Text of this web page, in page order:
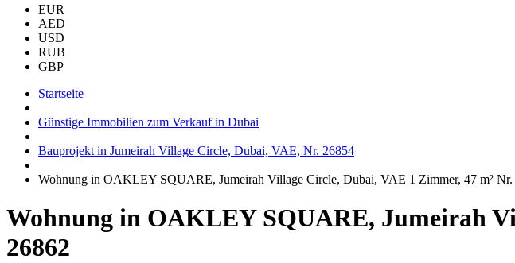
EUR
AED
USD
RUB
GBP
Startseite
Günstige Immobilien zum Verkauf in Dubai
Bauprojekt in Jumeirah Village Circle, Dubai, VAE, Nr. 26854
Wohnung in OAKLEY SQUARE, Jumeirah Village Circle, Dubai, VAE 1 Zimmer, 47 m² Nr.
Wohnung in OAKLEY SQUARE, Jumeirah
26862